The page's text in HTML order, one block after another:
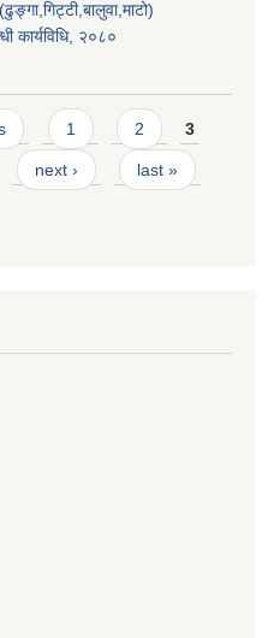
कार्यविधि, २०८०
1 2 3
next › last »